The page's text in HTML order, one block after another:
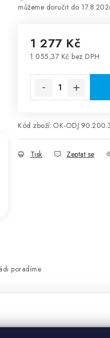
1 277 Kč
1 055,37 Kč bez DPH
Kód zboží: OK-
Tisk Zeptat se
poradíme